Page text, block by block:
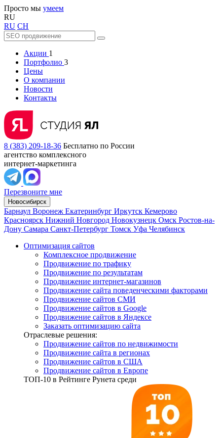
Просто мы умеем
RU
RU CH
Акции 1
Портфолио 3
Цены
О компании
Новости
Контакты
8 (383) 209-18-36 Бесплатно по России
агентство комплексного
интернет-маркетинга
Перезвоните мне
Новосибирск
Барнаул Воронеж Екатеринбург Иркутск Кемерово
Красноярск Нижний Новгород Новокузнецк Омск Ростов-на-
Дону Самара Санкт-Петербург Томск Уфа Челябинск
Оптимизация сайтов
Комплексное продвижение
Продвижение по трафику
Продвижение по результатам
Продвижение интернет-магазинов
Продвижение сайта поведенческими факторами
Продвижение сайтов СМИ
Продвижение сайтов в Google
Продвижение сайтов в Яндексе
Заказать оптимизацию сайта
Отраслевые решения:
Продвижение сайтов по недвижимости
Продвижение сайта в регионах
Продвижение сайтов в США
Продвижение сайтов в Европе
ТОП-10 в Рейтинге Рунета среди